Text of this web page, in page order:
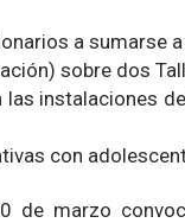
a sumarse
sobre dos
instalaciones
con
de marzo